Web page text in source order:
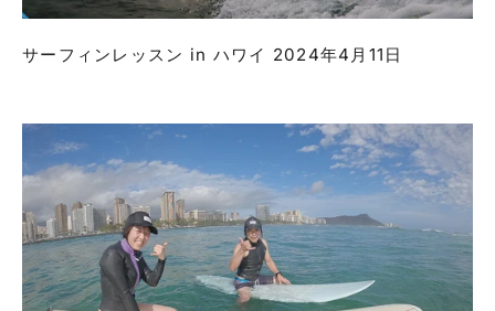
サーフィンレッスン in ハワイ 2024年4月11日